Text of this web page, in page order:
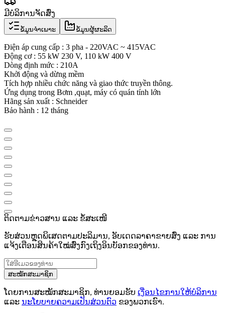
ມີບໍລິການຈັດສົ່ງ
ຂໍ້ມູນຈຳເພາະ ຂໍ້ມູນຜູ້ຜະລິດ
Điện áp cung cấp : 3 pha - 220VAC ~ 415VAC
Động cơ : 55 kW 230 V, 110 kW 400 V
Dòng định mức : 210A
Khởi động và dừng mềm
Tích hợp nhiều chức năng và giao thức truyền thông.
Ứng dụng trong Bơm ,quạt, máy có quán tính lớn
Hãng sản xuất : Schneider
Bảo hành : 12 tháng
ຕິດຕາມຂ່າວສານ ແລະ ຂໍ້ສະເໜີ
ຮັບສ່ວນຫຼຸດພິເສດຕາມປະລິມານ, ອັບເດດລາຄາຂາຍສົ່ງ ແລະ ການ
ແຈ້ງເຕືອນສິນຄ້າໃໝ່ສົ່ງກົງເຖິງອິນບັອກຂອງທ່ານ.
ສະໝັກສະມາຊິກ
ໂດຍການສະໝັກສະມາຊິກ, ທ່ານຍອມຮັບ ເງື່ອນໄຂການໃຫ້ບໍລິການ
ແລະ ນະໂຍບາຍຄວາມເປັນສ່ວນຕົວ ຂອງພວກເຮົາ.